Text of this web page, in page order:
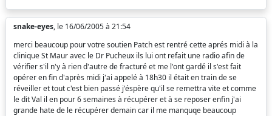
snake-eyes, le 16/06/2005 à 21:54
merci beaucoup pour votre soutien Patch est rentré cette aprés midi à la
clinique St Maur avec le Dr Pucheux ils lui ont refait une radio afin de
vérifier s'il n'y à rien d'autre de fracturé et me l'ont gardé il s'est fait
opérer en fin d'après midi j'ai appelé à 18h30 il était en train de se
réveiller et tout c'est bien passé j'éspère qu'il se remettra vite et comme
le dit Val il en pour 6 semaines à récupérer et à se reposer enfin j'ai
grande hate de le récupérer demain car il me manquqe beaucoup